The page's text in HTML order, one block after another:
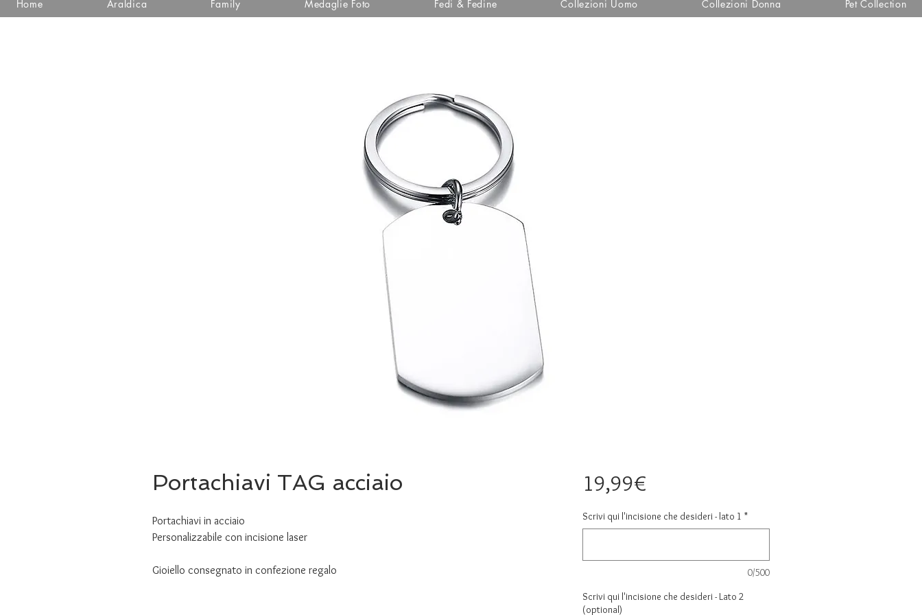
Home Araldica Family Medaglie Foto Fedi & Fedine Collezioni Uomo Collezioni Donna Pet Collection
Portachiavi TAG acciaio
Portachiavi in acciaio
Personalizzabile con incisione laser
Gioiello consegnato in confezione regalo
19,99€Price
Scrivi qui l'incisione che desideri - lato 1 *
0/500
Scrivi qui l'incisione che desideri - Lato 2
(optional)